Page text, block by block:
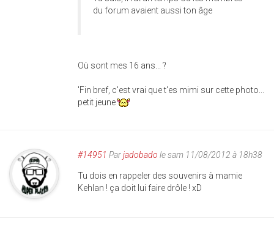
du forum avaient aussi ton âge
Où sont mes 16 ans... ?
'Fin bref, c'est vrai que t'es mimi sur cette photo...
petit jeune
#14951 Parjadobado le sam 11/08/2012 à 18h38
Tu dois en rappeler des souvenirs à mamie
Kehlan ! ça doit lui faire drôle ! xD